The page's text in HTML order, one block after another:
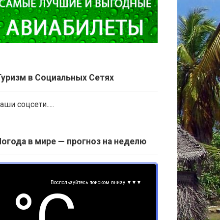
в Социальных Сетях
соцсети.....
в мире — прогноз на неделю
Воспользуйтесь поиском внизу ▼▼▼